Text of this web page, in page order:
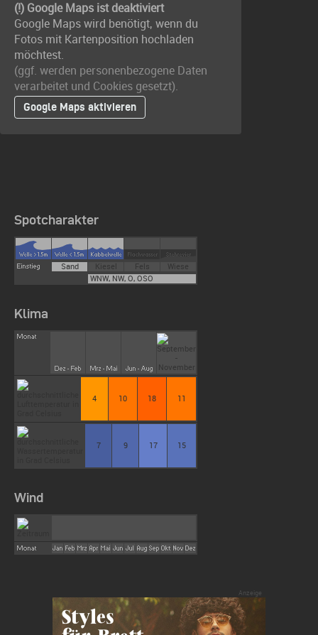
(!) Google Maps ist deaktiviert
Google Maps wird benötigt, wenn du
Fotos mit Kartenposition hochladen
möchtest.
(ggf. werden personen­bezogene Daten
verarbeitet und Cookies gesetzt).
Google Maps aktivieren
Spotcharakter
Sand Kiesel Fels
Wiese
WNW, NW, O, OSO
Klima
4 10 18 11
7 9 17 15
Wind